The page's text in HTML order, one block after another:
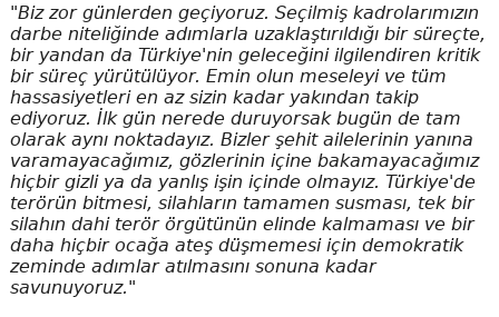
"Biz zor günlerden geçiyoruz. Seçilmiş kadrolarımızın
darbe niteliğinde adımlarla uzaklaştırıldığı bir süreçte,
bir yandan da Türkiye'nin geleceğini ilgilendiren kritik
bir süreç yürütülüyor. Emin olun meseleyi ve tüm
hassasiyetleri en az sizin kadar yakından takip
ediyoruz. İlk gün nerede duruyorsak bugün de tam
olarak aynı noktadayız. Bizler şehit ailelerinin yanına
varamayacağımız, gözlerinin içine bakamayacağımız
hiçbir gizli ya da yanlış işin içinde olmayız. Türkiye'de
terörün bitmesi, silahların tamamen susması, tek bir
silahın dahi terör örgütünün elinde kalmaması ve bir
daha hiçbir ocağa ateş düşmemesi için demokratik
zeminde adımlar atılmasını sonuna kadar
savunuyoruz."